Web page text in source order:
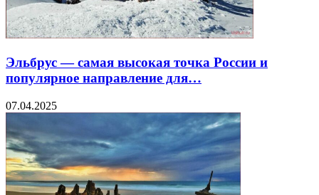
Эльбрус — самая высокая точка России и
популярное направление для…
07.04.2025